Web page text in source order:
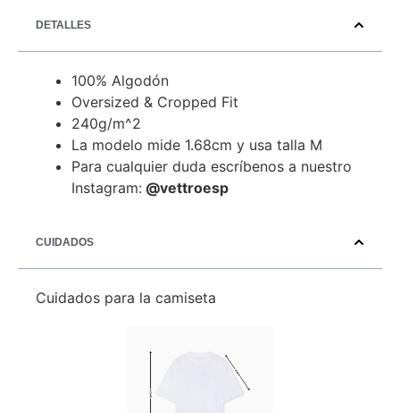
DETALLES
100% Algodón
Oversized & Cropped Fit
240g/m^2
La modelo mide 1.68cm y usa talla M
Para cualquier duda escríbenos a nuestro
Instagram: @vettroesp
CUIDADOS
Cuidados para la camiseta